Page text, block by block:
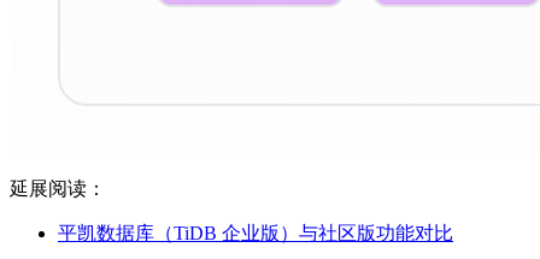
延展阅读：
平凯数据库（TiDB 企业版）与社区版功能对比